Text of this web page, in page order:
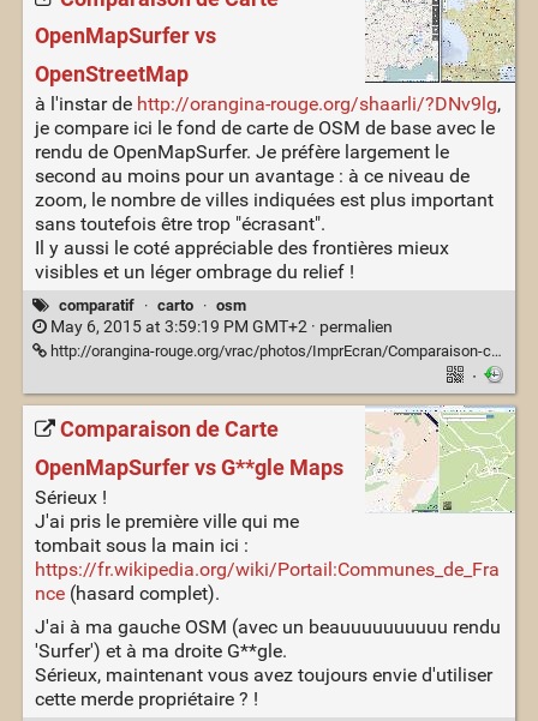
OpenMapSurfer vs
OpenStreetMap
à l'instar de http://orangina-rouge.org/shaarli/?DNv9lg,
je compare ici le fond de carte de OSM de base avec le
rendu de OpenMapSurfer. Je préfère largement le
second au moins pour un avantage : à ce niveau de
zoom, le nombre de villes indiquées est plus important
sans toutefois être trop "écrasant".
Il y aussi le coté appréciable des frontières mieux
visibles et un léger ombrage du relief !
comparatif · carto · osm
May 6, 2015 at 3:59:19 PM GMT+2 · permalien
http://orangina-rouge.org/vrac/photos/ImprEcran/Comparaison-carte_OpenMapSurfer-vs-OpenStreetMap.png
·
Comparaison de Carte
OpenMapSurfer vs G**gle Maps
Sérieux !
J'ai pris le première ville qui me
tombait sous la main ici :
https://fr.wikipedia.org/wiki/Portail:Communes_de_Fra
nce(hasard complet).
J'ai à ma gauche OSM (avec un beauuuuuuuuuu rendu
'Surfer') et à ma droite G**gle.
Sérieux, maintenant vous avez toujours envie d'utiliser
cette merde propriétaire ? !